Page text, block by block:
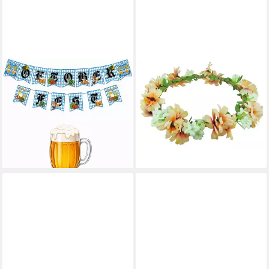
FELIXLEO
Flagge 15 Stück Oktoberfest
Girlande Bayern Partydeko
Blau Weiß Set (1-St)
UVP38,39 €
lieferbar in 3 Wochen
TRACHTENLAND
Diadem Blumenkranz Anabel -
Apricot
12,90 €
lieferbar - in 2-3 Werktagen bei dir